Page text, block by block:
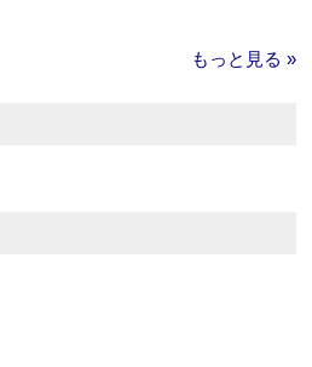
もっと見る »